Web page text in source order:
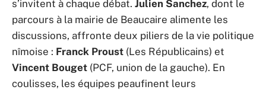
s’invitent à chaque débat. Julien Sanchez, dont le
parcours à la mairie de Beaucaire alimente les
discussions, affronte deux piliers de la vie politique
nîmoise : Franck Proust (Les Républicains) et
Vincent Bouget (PCF, union de la gauche). En
coulisses, les équipes peaufinent leurs